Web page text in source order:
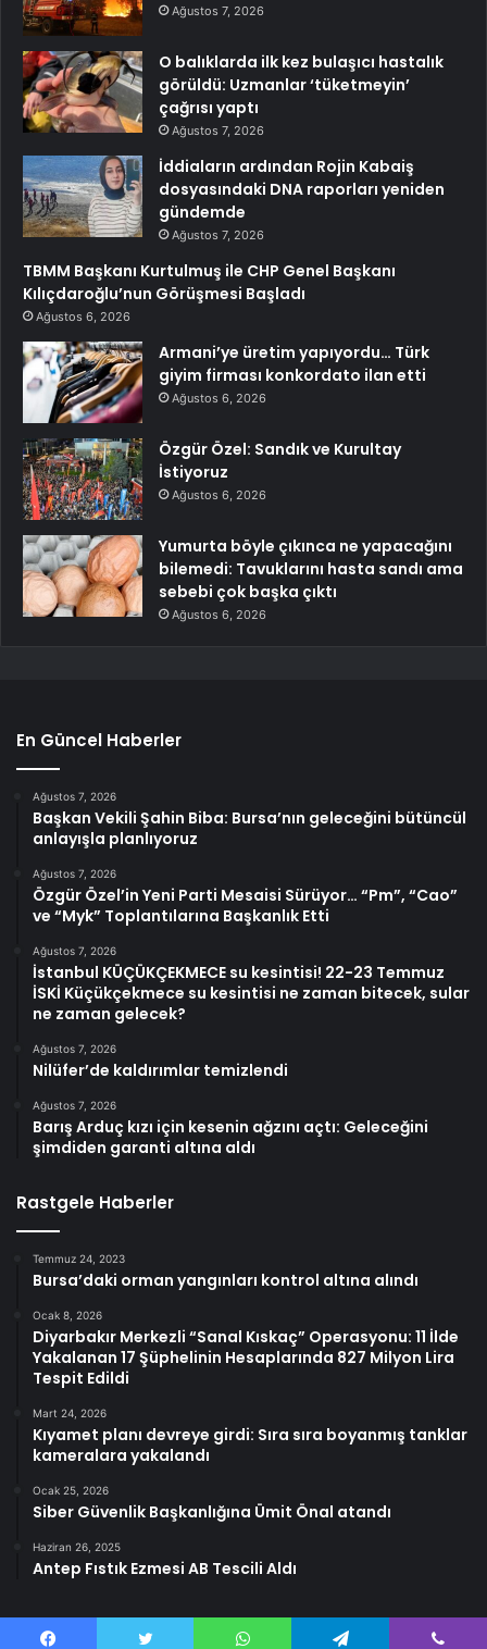
Ağustos 7, 2026
O balıklarda ilk kez bulaşıcı hastalık
görüldü: Uzmanlar ‘tüketmeyin’
çağrısı yaptı
Ağustos 7, 2026
İddiaların ardından Rojin Kabaiş
dosyasındaki DNA raporları yeniden
gündemde
Ağustos 7, 2026
TBMM Başkanı Kurtulmuş ile CHP Genel Başkanı
Kılıçdaroğlu’nun Görüşmesi Başladı
Ağustos 6, 2026
Armani’ye üretim yapıyordu… Türk
giyim firması konkordato ilan etti
Ağustos 6, 2026
Özgür Özel: Sandık ve Kurultay
İstiyoruz
Ağustos 6, 2026
Yumurta böyle çıkınca ne yapacağını
bilemedi: Tavuklarını hasta sandı ama
sebebi çok başka çıktı
Ağustos 6, 2026
En Güncel Haberler
Ağustos 7, 2026
Başkan Vekili Şahin Biba: Bursa’nın geleceğini bütüncül
anlayışla planlıyoruz
Ağustos 7, 2026
Özgür Özel’in Yeni Parti Mesaisi Sürüyor… “Pm”, “Cao”
ve “Myk” Toplantılarına Başkanlık Etti
Ağustos 7, 2026
İstanbul KÜÇÜKÇEKMECE su kesintisi! 22-23 Temmuz
İSKİ Küçükçekmece su kesintisi ne zaman bitecek, sular
ne zaman gelecek?
Ağustos 7, 2026
Nilüfer’de kaldırımlar temizlendi
Ağustos 7, 2026
Barış Arduç kızı için kesenin ağzını açtı: Geleceğini
şimdiden garanti altına aldı
Rastgele Haberler
Temmuz 24, 2023
Bursa’daki orman yangınları kontrol altına alındı
Ocak 8, 2026
Diyarbakır Merkezli “Sanal Kıskaç” Operasyonu: 11 İlde
Yakalanan 17 Şüphelinin Hesaplarında 827 Milyon Lira
Tespit Edildi
Mart 24, 2026
Kıyamet planı devreye girdi: Sıra sıra boyanmış tanklar
kameralara yakalandı
Ocak 25, 2026
Siber Güvenlik Başkanlığına Ümit Önal atandı
Haziran 26, 2025
Antep Fıstık Ezmesi AB Tescili Aldı